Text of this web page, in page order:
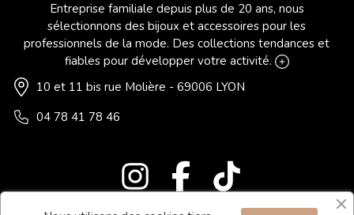
Entreprise familiale depuis plus de 20 ans, nous
sélectionnons des bijoux et accessoires pour les
professionnels de la mode. Des collections tendances et
fiables pour développer votre activité.
10 et 11 bis rue Molière - 69006 LYON
04 78 41 78 46